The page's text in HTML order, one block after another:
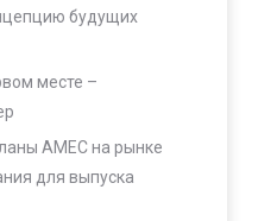
будущих
месте –
AMEC на рынке
для выпуска